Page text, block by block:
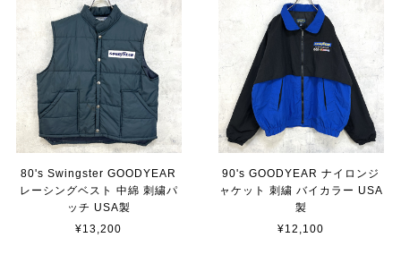
80's Swingster GOODYEAR
レーシングベスト 中綿 刺繍パ
ッチ USA製
¥13,200
90's GOODYEAR ナイロンジ
ャケット 刺繍 バイカラー USA
製
¥12,100